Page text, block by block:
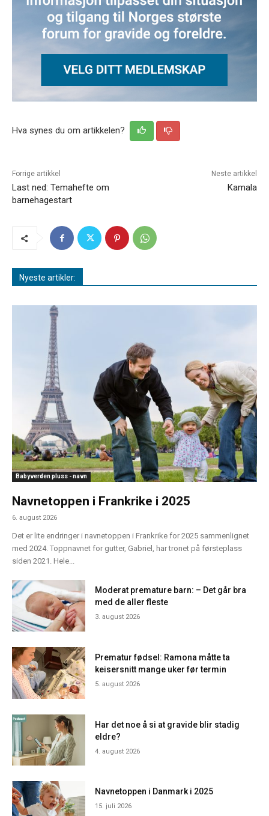
Hva synes du om artikkelen?
Forrige artikkel
Last ned: Temahefte om
barnehagestart
Neste artikkel
Kamala
Nyeste artikler:
Babyverden pluss - navn
Navnetoppen i Frankrike i 2025
6. august 2026
Det er lite endringer i navnetoppen i Frankrike for 2025 sammenlignet
med 2024. Toppnavnet for gutter, Gabriel, har tronet på førsteplass
siden 2021. Hele...
Moderat premature barn: – Det går bra
med de aller fleste
3. august 2026
Prematur fødsel: Ramona måtte ta
keisersnitt mange uker før termin
5. august 2026
Har det noe å si at gravide blir stadig
eldre?
4. august 2026
Navnetoppen i Danmark i 2025
15. juli 2026